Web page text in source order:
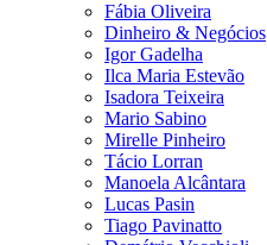
Fábia Oliveira
Dinheiro & Negócios
Igor Gadelha
Ilca Maria Estevão
Isadora Teixeira
Mario Sabino
Mirelle Pinheiro
Tácio Lorran
Manoela Alcântara
Lucas Pasin
Tiago Pavinatto